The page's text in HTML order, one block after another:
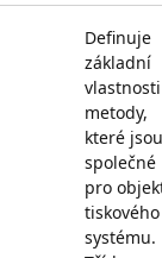
Definuje
základní
metody,
které jsou
společné
pro
tiskového
systému.